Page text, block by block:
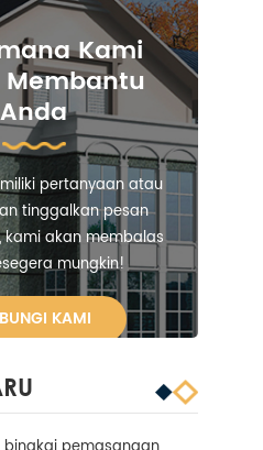
Kami
Anda
pertanyaan atau
tinggalkan pesan
kami akan membalas
mungkin!
KAMI